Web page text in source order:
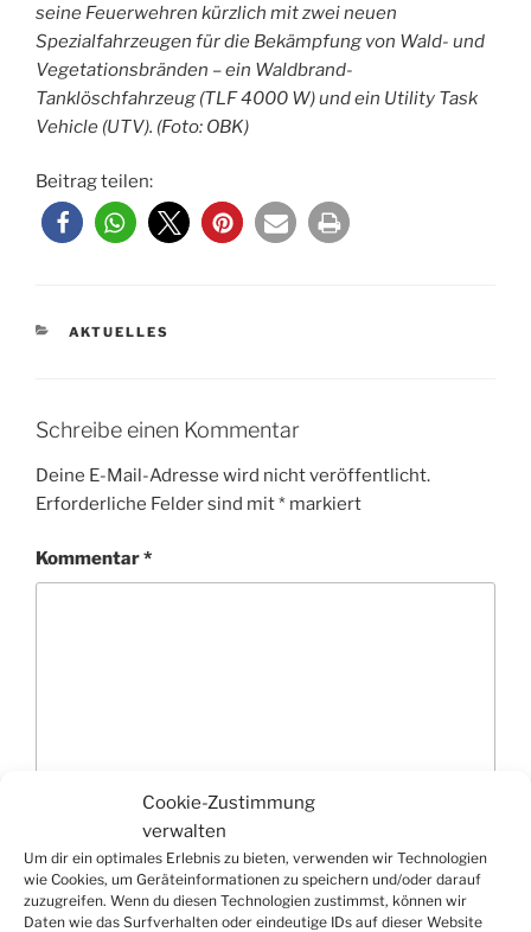
Cookie-Zustimmung
verwalten
Um dir ein optimales Erlebnis zu bieten, verwenden wir Technologien
wie Cookies, um Geräteinformationen zu speichern und/oder darauf
zuzugreifen. Wenn du diesen Technologien zustimmst, können wir
Daten wie das Surfverhalten oder eindeutige IDs auf dieser Website
seine Feuerwehren kürzlich mit zwei neuen
Spezialfahrzeugen für die Bekämpfung von Wald- und
Vegetationsbränden – ein Waldbrand-
Tanklöschfahrzeug (TLF 4000 W) und ein Utility Task
Vehicle (UTV). (Foto: OBK)
Beitrag teilen:
KATEGORIEN
AKTUELLES
Schreibe einen Kommentar
Deine E-Mail-Adresse wird nicht veröffentlicht.
Erforderliche Felder sind mit* markiert
Kommentar*
Name*